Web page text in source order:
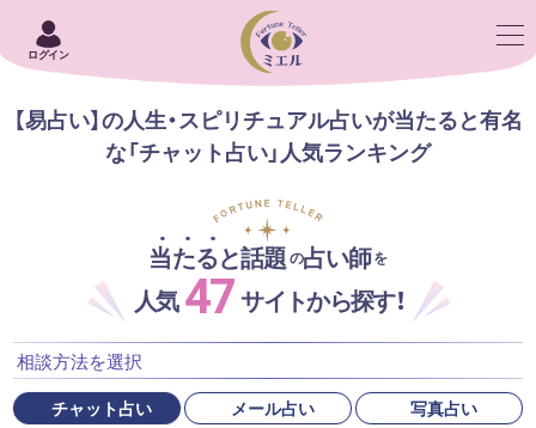
ログイン
【易占い】の人生・スピリチュアル占いが当たると有名
な「チャット占い」人気ランキング
当たると話題の占い師を
人気47サイトから探す！
相談方法を選択
チャット占い メール占い
写真占い